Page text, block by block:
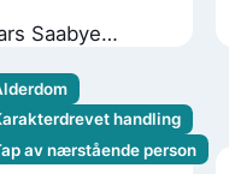
Saabye
handling
av nærstående person